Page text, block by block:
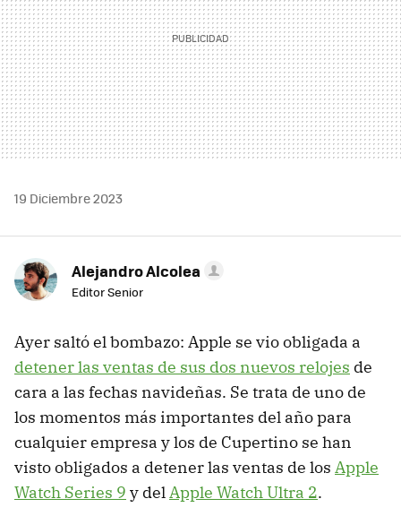
19 Diciembre 2023
Alejandro Alcolea
Editor Senior
Ayer saltó el bombazo: Apple se vio obligada a
detener las ventas de sus dos nuevos relojes de
cara a las fechas navideñas. Se trata de uno de
los momentos más importantes del año para
cualquier empresa y los de Cupertino se han
visto obligados a detener las ventas de los Apple
Watch Series 9 y delApple Watch Ultra 2.